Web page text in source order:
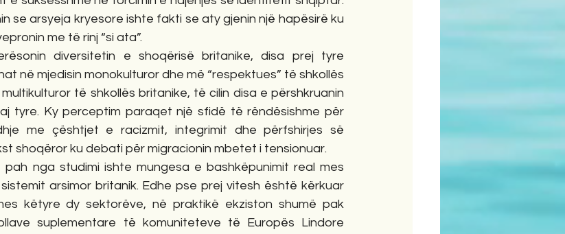
se arsyeja kryesore ishte fakti se aty gjenin një hapësirë ku
me të rinj “si ata”.
diversitetin e shoqërisë britanike, disa prej tyre
në mjedisin monokulturor dhe më “respektues” të shkollës
të shkollës britanike, të cilin disa e përshkruanin
tyre. Ky perceptim paraqet një sfidë të rëndësishme për
me çështjet e racizmit, integrimit dhe përfshirjes së
shoqëror ku debati për migracionin mbetet i tensionuar.
nga studimi ishte mungesa e bashkëpunimit real mes
arsimor britanik. Edhe pse prej vitesh është kërkuar
këtyre dy sektorëve, në praktikë ekziston shumë pak
suplementare të komuniteteve të Europës Lindore